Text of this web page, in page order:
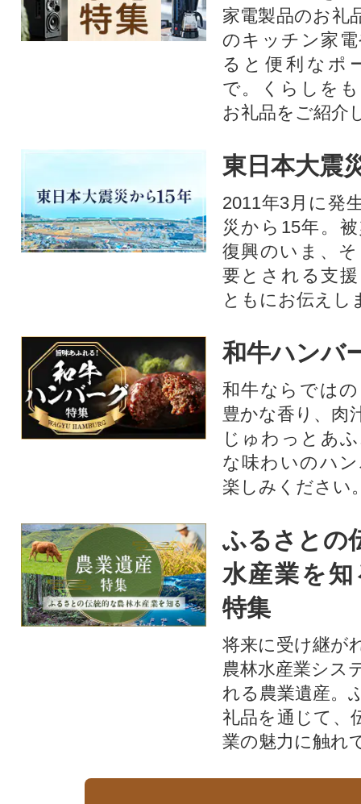
家電製品のお礼
のキッチン家
ると便利なポ
で。くらしを
お礼品をご紹介
東日本大震
2011年3月に発
災から15年。
復興のいま、
要とされる支
ともにお伝えし
和牛ハンバ
和牛ならでは
豊かな香り、肉
じゅわっとあ
な味わいのハ
楽しみください
ふるさとの
水産業を
特集
将来に受け継が
農林水産業シス
れる農業遺産。
礼品を通じて、
業の魅力に触れ